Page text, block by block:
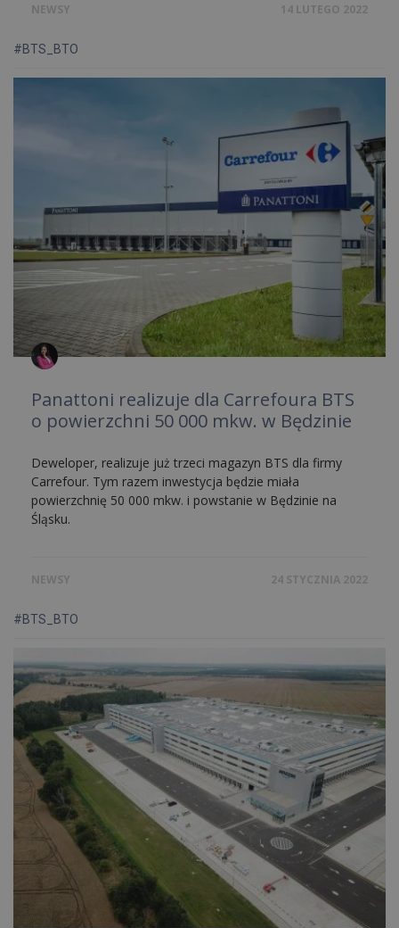
NEWSY 14 LUTEGO 2022
#BTS_BTO
Panattoni realizuje dla Carrefoura BTS
o powierzchni 50 000 mkw. w Będzinie
Deweloper, realizuje już trzeci magazyn BTS dla firmy
Carrefour. Tym razem inwestycja będzie miała
powierzchnię 50 000 mkw. i powstanie w Będzinie na
Śląsku.
NEWSY 24 STYCZNIA 2022
#BTS_BTO